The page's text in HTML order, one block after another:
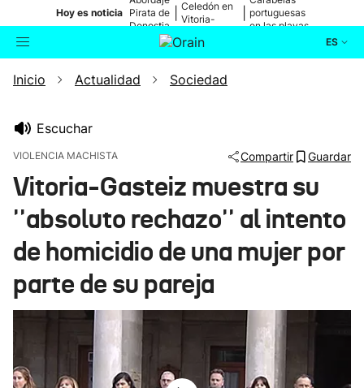
Hoy es noticia Pirata de
Donostia
Celedón en
Vitoria-
portuguesas
en las playas
ES
Buscador Actualidad
Ikusmiran
Eguraldia
Inicio Actualidad Sociedad
Escuchar
VIOLENCIA MACHISTA Compartir Guardar
Vitoria-Gasteiz muestra su
''absoluto rechazo'' al intento
de homicidio de una mujer por
parte de su pareja